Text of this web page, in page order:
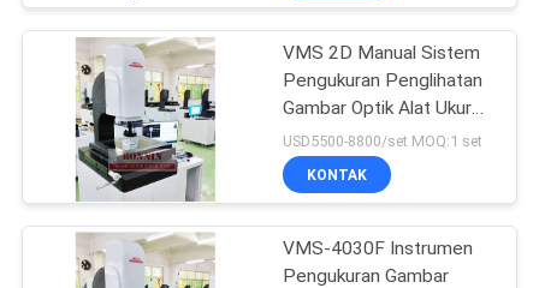
KONTROL
KUALITAS
HUBUNGI
KAMI
PERMINTAAN
Instrumen Pengujian
Lab
111
VMS 2D Manual Sistem
Pengukuran Penglihatan
Gambar Optik Alat Ukur
Video CNC 3D
USD5500-8800/set MOQ:1 set
KONTAK
VMS-4030F Instrumen
Pengukuran Gambar